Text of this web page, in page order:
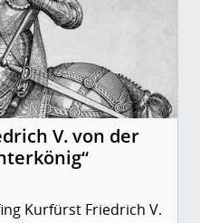
V. von der
Kurfürst Friedrich V.